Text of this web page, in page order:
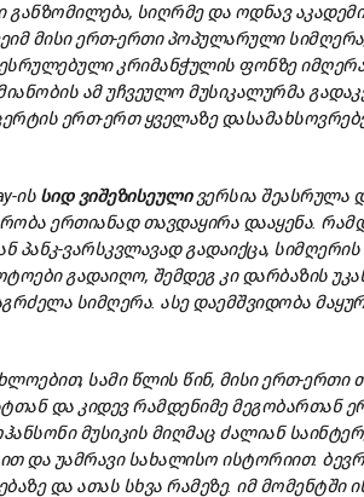
განზომილება, სიღრმედა ოდნავ
მისიერთ-ერთიპოპულარული
კრიმანჭულის ფონზე
ამუჩვეულო მუსიკალურმა
ერთ-ერთყველაზე
ის სიდვიშეზისეულივერსია შეასრულა
ერთიანადთავდაყირა დააყენა.
პანკ-ვარსკვლავადგადაიქცა, სიმღერის
გადაიღო, შემდეგკიდარბაზის
სიმღერა. ასედაემშვიდობა
სამი წლის წინ, მისიერთ-ერთი
დაკიდევრამდენიმემეგობართან
მუსიკის მიღმაც ძალიან
და უამრავი სახალისო ისტორიით.
და ათას სხვა რამეზე. იმმომენტში